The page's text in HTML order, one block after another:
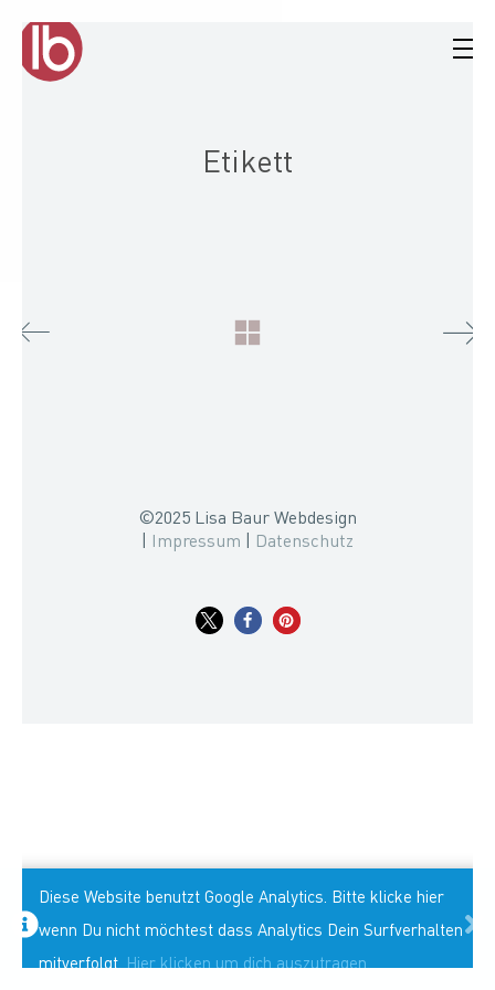
Etikett
©2025 Lisa Baur Webdesign
| Impressum | Datenschutz
Diese Website benutzt Google Analytics. Bitte klicke hier
wenn Du nicht möchtest dass Analytics Dein Surfverhalten
mitverfolgt.Hier klicken um dich auszutragen.